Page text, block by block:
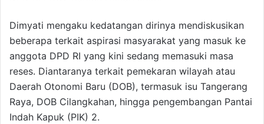
Dimyati mengaku kedatangan dirinya mendiskusikan
beberapa terkait aspirasi masyarakat yang masuk ke
anggota DPD RI yang kini sedang memasuki masa
reses. Diantaranya terkait pemekaran wilayah atau
Daerah Otonomi Baru (DOB), termasuk isu Tangerang
Raya, DOB Cilangkahan, hingga pengembangan Pantai
Indah Kapuk (PIK) 2.